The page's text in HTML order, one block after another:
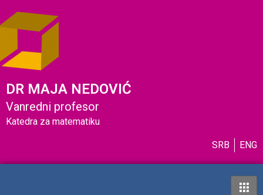
DR MAJA NEDOVIĆ
Vanredni profesor
Katedra za matematiku
SRB ENG